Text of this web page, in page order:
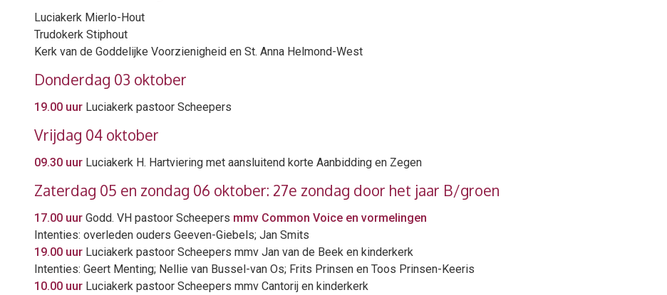
Luciakerk Mierlo-Hout
Trudokerk Stiphout
Kerk van de Goddelijke Voorzienigheid en St. Anna Helmond-West
Donderdag 03 oktober
19.00 uur Luciakerk pastoor Scheepers
Vrijdag 04 oktober
09.30 uur Luciakerk H. Hartviering met aansluitend korte Aanbidding en Zegen
Zaterdag 05 en zondag 06 oktober: 27e zondag door het jaar B/groen
17.00 uur Godd. VH pastoor Scheepers mmv Common Voice en vormelingen
Intenties: overleden ouders Geeven-Giebels; Jan Smits
19.00 uur Luciakerk pastoor Scheepers mmv Jan van de Beek en kinderkerk
Intenties: Geert Menting; Nellie van Bussel-van Os; Frits Prinsen en Toos Prinsen-Keeris
10.00 uur Luciakerk pastoor Scheepers mmv Cantorij en kinderkerk